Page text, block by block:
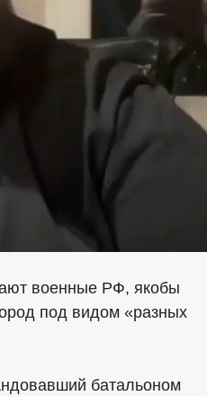
военные РФ, якобы
под видом «разных
батальоном